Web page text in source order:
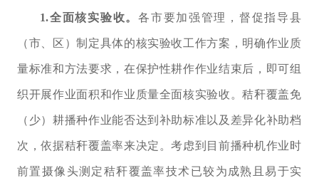
1.全面核实验收。各市要加强管理，督促指导县
（市、区）制定具体的核实验收工作方案，明确作业质
量标准和方法要求，在保护性耕作作业结束后，即可组
织开展作业面积和作业质量全面核实验收。秸秆覆盖免
（少）耕播种作业能否达到补助标准以及差异化补助档
次，依据秸秆覆盖率来决定。考虑到目前播种机作业时
前置摄像头测定秸秆覆盖率技术已较为成熟且易于实